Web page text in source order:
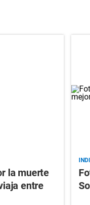
la muerte
entre